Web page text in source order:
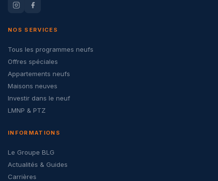
NOS SERVICES
Tous les programmes neufs
Offres spéciales
Appartements neufs
Maisons neuves
Investir dans le neuf
LMNP & PTZ
INFORMATIONS
Le Groupe BLG
Actualités & Guides
Carrières